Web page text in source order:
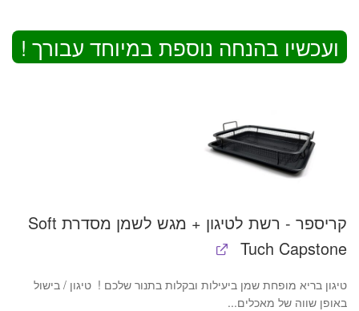
ועכשיו בהנחה נוספת במיוחד עבורך !
קריספר - רשת לטיגון + מגש לשמן מסדרת Soft
Tuch Capstone
טיגון בריא מופחת שמן ביעילות ובקלות בתנור שלכם ! טיגון / בישול
באופן שווה של מאכלים...